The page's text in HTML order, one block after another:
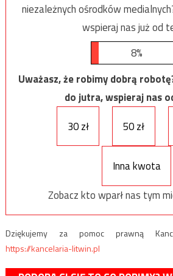
niezależnych ośrodków
wspieraj nas już od
8%
Uważasz, że robimy dobrą
do jutra, wspieraj nas
30 zł
50 zł
Inna kwota
Zobacz kto wparł nas tym
Dziękujemy za pomoc prawną
https://kancelaria-litwin.pl